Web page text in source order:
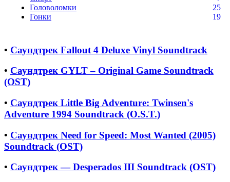
Головоломки
25
Гонки
19
• Саундтрек Fallout 4 Deluxe Vinyl Soundtrack
• Саундтрек GYLT – Original Game Soundtrack
(OST)
• Саундтрек Little Big Adventure: Twinsen's
Adventure 1994 Soundtrack (O.S.T.)
• Саундтрек Need for Speed: Most Wanted (2005)
Soundtrack (OST)
• Саундтрек — Desperados III Soundtrack (OST)